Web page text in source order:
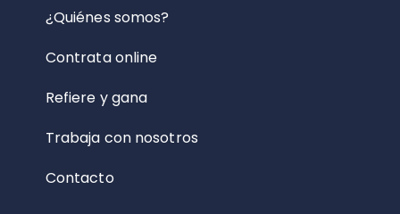
¿Quiénes somos?
Contrata online
Refiere y gana
Trabaja con nosotros
Contacto